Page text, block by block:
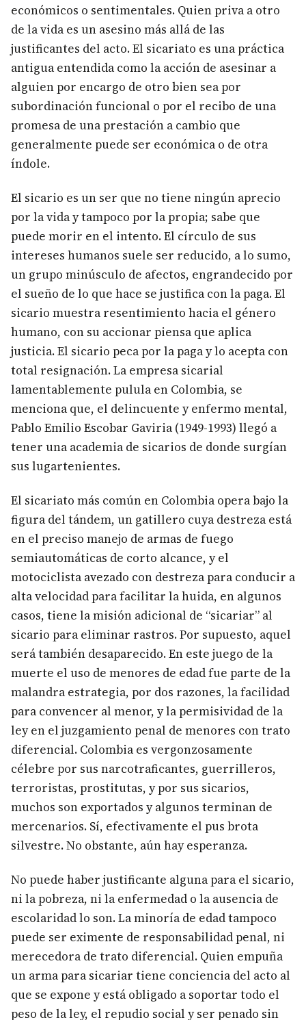
económicos o sentimentales. Quien priva a otro
de la vida es un asesino más allá de las
justificantes del acto. El sicariato es una práctica
antigua entendida como la acción de asesinar a
alguien por encargo de otro bien sea por
subordinación funcional o por el recibo de una
promesa de una prestación a cambio que
generalmente puede ser económica o de otra
índole.
El sicario es un ser que no tiene ningún aprecio
por la vida y tampoco por la propia; sabe que
puede morir en el intento. El círculo de sus
intereses humanos suele ser reducido, a lo sumo,
un grupo minúsculo de afectos, engrandecido por
el sueño de lo que hace se justifica con la paga. El
sicario muestra resentimiento hacia el género
humano, con su accionar piensa que aplica
justicia. El sicario peca por la paga y lo acepta con
total resignación. La empresa sicarial
lamentablemente pulula en Colombia, se
menciona que, el delincuente y enfermo mental,
Pablo Emilio Escobar Gaviria (1949-1993) llegó a
tener una academia de sicarios de donde surgían
sus lugartenientes.
El sicariato más común en Colombia opera bajo la
figura del tándem, un gatillero cuya destreza está
en el preciso manejo de armas de fuego
semiautomáticas de corto alcance, y el
motociclista avezado con destreza para conducir a
alta velocidad para facilitar la huida, en algunos
casos, tiene la misión adicional de “sicariar” al
sicario para eliminar rastros. Por supuesto, aquel
será también desaparecido. En este juego de la
muerte el uso de menores de edad fue parte de la
malandra estrategia, por dos razones, la facilidad
para convencer al menor, y la permisividad de la
ley en el juzgamiento penal de menores con trato
diferencial. Colombia es vergonzosamente
célebre por sus narcotraficantes, guerrilleros,
terroristas, prostitutas, y por sus sicarios,
muchos son exportados y algunos terminan de
mercenarios. Sí, efectivamente el pus brota
silvestre. No obstante, aún hay esperanza.
No puede haber justificante alguna para el sicario,
ni la pobreza, ni la enfermedad o la ausencia de
escolaridad lo son. La minoría de edad tampoco
puede ser eximente de responsabilidad penal, ni
merecedora de trato diferencial. Quien empuña
un arma para sicariar tiene conciencia del acto al
que se expone y está obligado a soportar todo el
peso de la ley, el repudio social y ser penado sin